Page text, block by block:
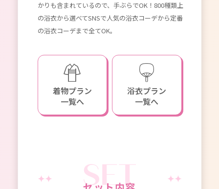
かりも含まれているので、手ぶらでOK！800種類上
の浴衣から選べてSNSで人気の浴衣コーデから定番
の浴衣コーデまで全てOK。
着物プラン
一覧へ
浴衣プラン
一覧へ